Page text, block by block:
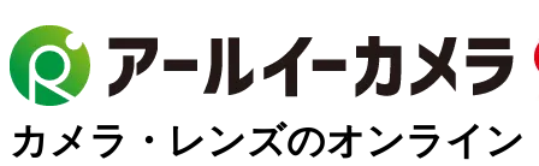
カメラ・レンズのオンライン